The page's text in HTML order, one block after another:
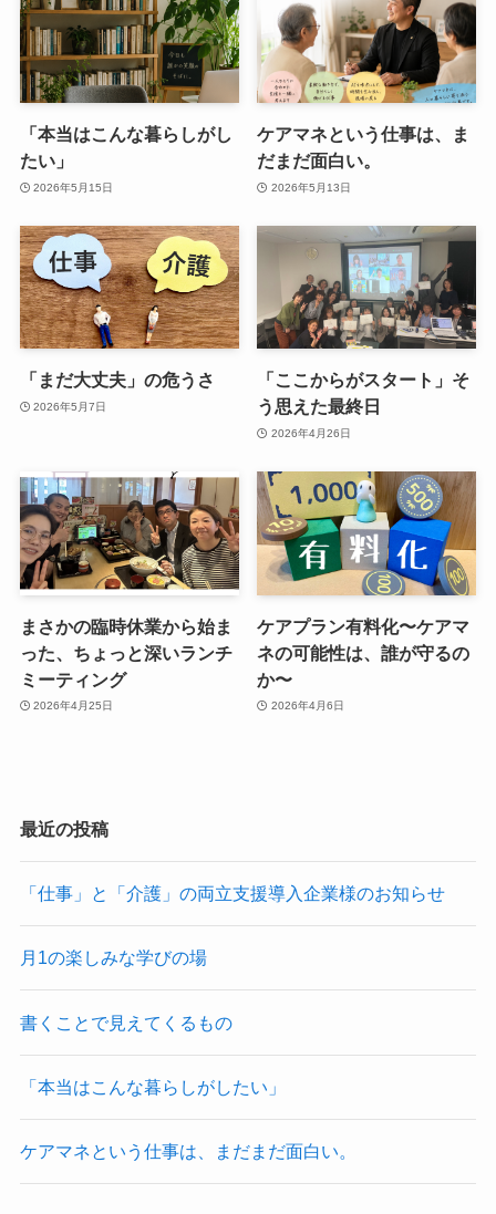
「本当はこんな暮らしがし
たい」
2026年5月15日
ケアマネという仕事は、ま
だまだ面白い。
2026年5月13日
「まだ大丈夫」の危うさ
2026年5月7日
「ここからがスタート」そ
う思えた最終日
2026年4月26日
まさかの臨時休業から始ま
った、ちょっと深いランチ
ミーティング
2026年4月25日
ケアプラン有料化〜ケアマ
ネの可能性は、誰が守るの
か〜
2026年4月6日
最近の投稿
「仕事」と「介護」の両立支援導入企業様のお知らせ
月1の楽しみな学びの場
書くことで見えてくるもの
「本当はこんな暮らしがしたい」
ケアマネという仕事は、まだまだ面白い。